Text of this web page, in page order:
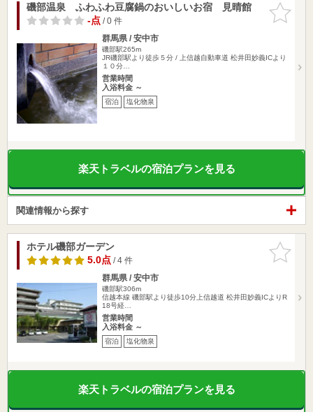
お気に入
りに追加
磯部温泉 ふわふわ豆腐鍋のおいしいお宿 見晴館
-点/ 0 件
群馬県 / 安中市
磯部駅265m
JR磯部駅より徒歩５分 / 上信越自動車道 松井田妙義ICより
１０分…
営業時間
入浴料金 ～
宿泊 塩化物泉
楽天トラベルの宿泊プランを見る
関連情報から探す
お気に入
りに追加
ホテル磯部ガーデン
5.0点/ 4 件
群馬県 / 安中市
磯部駅306m
信越本線 磯部駅より徒歩10分上信越道 松井田妙義ICよりR
18号経…
営業時間
入浴料金 ～
宿泊 塩化物泉
楽天トラベルの宿泊プランを見る